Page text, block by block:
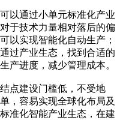
通过小单元标准化产业
于技术力量相对落后的偏
以实现智能化自动生产；
过产业生态，找到合适的
产进度，减少管理成本。
建设门槛低，不受地
，容易实现全球化布局及
准化智能产业生态，在建